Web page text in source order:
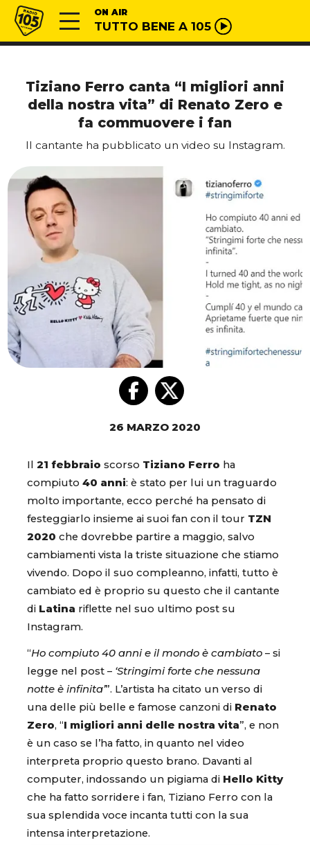
Vai al contenuto
Radio 105 ON AIR
TUTTO BENE A 105
Tiziano Ferro canta “I migliori anni
della nostra vita” di Renato Zero e
fa commuovere i fan
Il cantante ha pubblicato un video su Instagram.
26 MARZO 2020
Il 21 febbraio scorso Tiziano Ferro ha
compiuto 40 anni: è stato per lui un traguardo
molto importante, ecco perché ha pensato di
festeggiarlo insieme ai suoi fan con il tour TZN
2020 che dovrebbe partire a maggio, salvo
cambiamenti vista la triste situazione che stiamo
vivendo. Dopo il suo compleanno, infatti, tutto è
cambiato ed è proprio su questo che il cantante
di Latina riflette nel suo ultimo post su
Instagram.
“Ho compiuto 40 anni e il mondo è cambiato – si
legge nel post – ‘Stringimi forte che nessuna
notte è infinita’”. L’artista ha citato un verso di
una delle più belle e famose canzoni di Renato
Zero, “I migliori anni delle nostra vita”, e non
è un caso se l’ha fatto, in quanto nel video
interpreta proprio questo brano. Davanti al
computer, indossando un pigiama di Hello Kitty
che ha fatto sorridere i fan, Tiziano Ferro con la
sua splendida voce incanta tutti con la sua
intensa interpretazione.